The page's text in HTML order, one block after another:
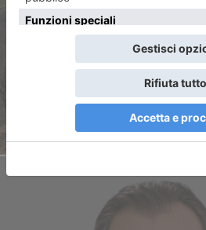
A dimora 90
nelle aree